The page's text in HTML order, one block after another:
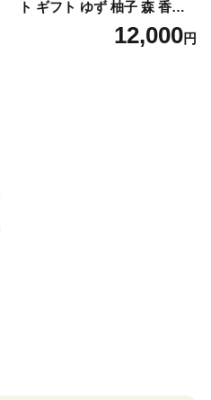
ト ギフト ゆず 柚子 森 香り
日用品 お風呂 バス用品 温活
アロマ 香り まとめ買い静岡
12,000円